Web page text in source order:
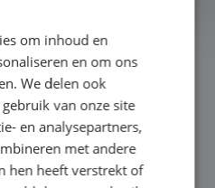
om inhoud en
en om ons
We delen ook
van onze site
en analysepartners,
met andere
hen heeft verstrekt of